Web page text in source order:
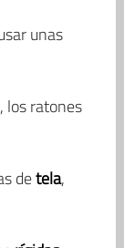
unas
los ratones
detela,